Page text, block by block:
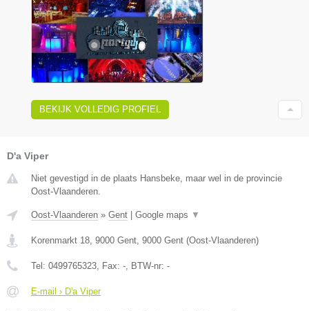
BEKIJK VOLLEDIG PROFIEL
D'a Viper
Niet gevestigd in de plaats Hansbeke, maar wel in de provincie
Oost-Vlaanderen.
Oost-Vlaanderen » Gent Google maps ▼
Korenmarkt 18, 9000 Gent, 9000 Gent (Oost-Vlaanderen)
Tel: 0499765323, Fax: -, BTW-nr: -
E-mail › D'a Viper